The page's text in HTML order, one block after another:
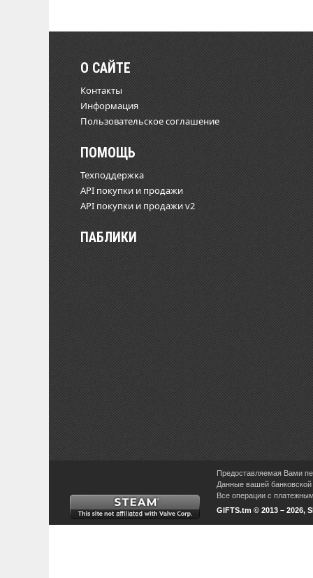
О САЙТЕ
Контакты
Информация
Пользовательское соглашение
ПОМОЩЬ
Техподдержка
API покупки и продажи
API покупки и продажи v2
ПАБЛИКИ
Предоставляемая Вами
Данные вашей
Все операции с
GIFTS.tm © 2013 – 2026,